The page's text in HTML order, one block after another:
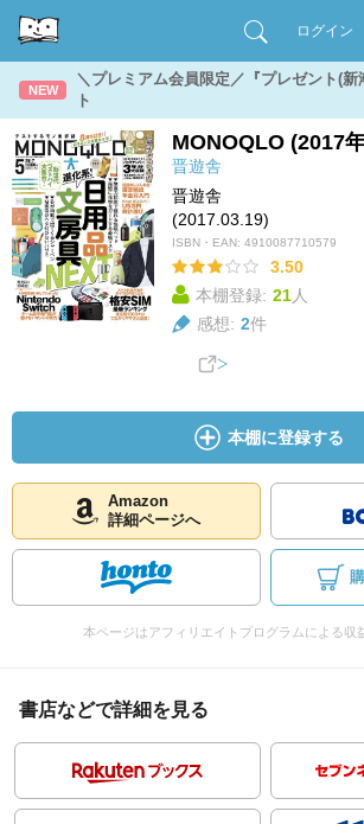
ログイン
NEW
＼プレミアム会員限定／『プレゼント(
ト
MONOQLO (2017
晋遊舎
晋遊舎
(2017.03.19)
ISBN・EAN: 4910087710579
3.50
本棚登録: 21人
感想: 2件
本棚に登録する
Amazon
詳細ページへ
本ページはアフィリエイトプログラムによる収
書店などで詳細を見る